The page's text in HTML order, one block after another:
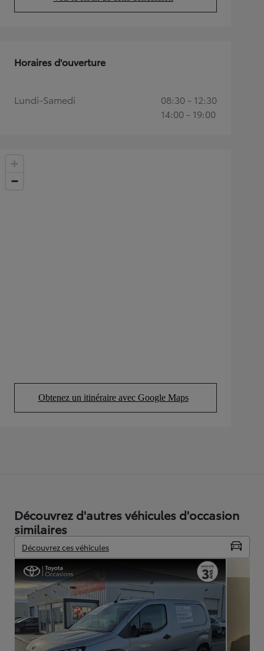
(Opens in new tab)
Obtenez un itinéraire avec Google Maps
(Opens in new tab)
Horaires d'ouverture
Lundi-Samedi
08:30 - 12:30
14:00 - 19:00
Découvrez d'autres véhicules d'occasion
similaires
Découvrez ces véhicules